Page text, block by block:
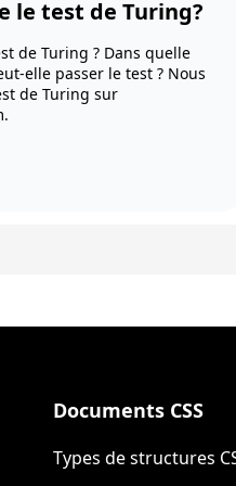
le test de Turing?
de Turing ? Dans quelle
elle passer le test ? Nous
de Turing sur
Documents CSS
Types de structures